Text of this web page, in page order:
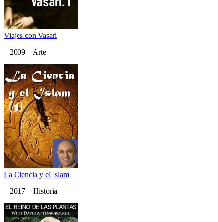
Viajes con Vasari
2009 Arte
La Ciencia y el Islam
2017 Historia